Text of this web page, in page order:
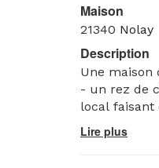
Maison
21340 Nolay
Description
Une maison
- un rez de
local faisant
- un étage
rangement